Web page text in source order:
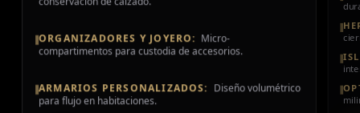
ORGANIZADORES Y JOYERO: Micro-
compartimentos para custodia de accesorios.
ARMARIOS PERSONALIZADOS: Diseño volumétrico
para flujo en habitaciones.